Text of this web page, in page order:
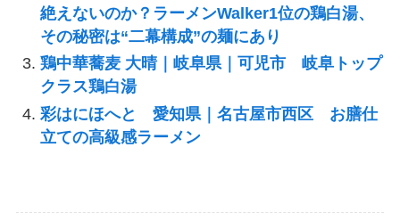
絶えないのか？ラーメンWalker1位の鶏白湯、
その秘密は“二幕構成”の麺にあり
鶏中華蕎麦 大晴｜岐阜県｜可児市 岐阜トップ
クラス鶏白湯
彩はにほへと 愛知県｜名古屋市西区 お膳仕
立ての高級感ラーメン